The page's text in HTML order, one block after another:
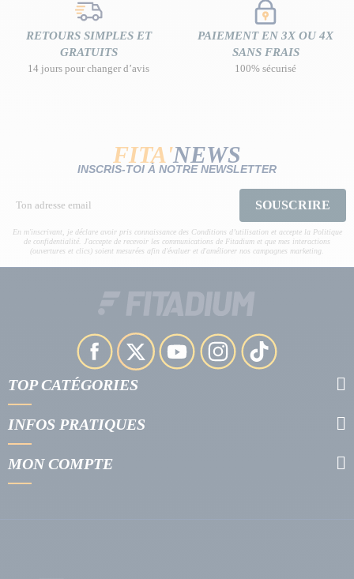
RETOURS SIMPLES ET
GRATUITS
14 jours pour changer d’avis
PAIEMENT EN 3X OU 4X
SANS FRAIS
100% sécurisé
FITA'NEWS
INSCRIS-TOI À NOTRE NEWSLETTER
SOUSCRIRE
En m'inscrivant, je déclare avoir pris connaissance des Conditions d’utilisation et accepte la Politique
de confidentialité. J'accepte de recevoir les communications de Fitadium et que mes interactions
(ouvertures et clics) soient mesurées afin d'évaluer et d'améliorer nos campagnes marketing.
TOP CATÉGORIES
INFOS PRATIQUES
MON COMPTE